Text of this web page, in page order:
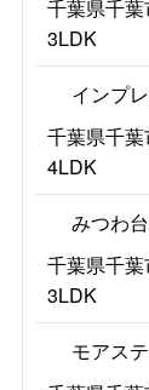
千葉県千
3LDK
インプ
千葉県千
4LDK
みつわ
千葉県千
3LDK
モアス